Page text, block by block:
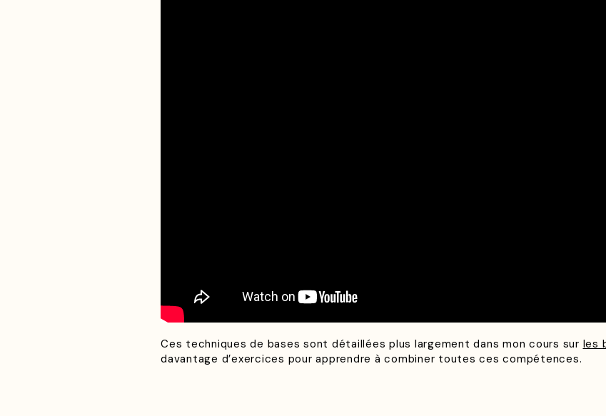
Ces techniques de bases sont détaillées plus largement dans mon cours sur les
davantage d’exercices pour apprendre à combiner toutes ces compétences.